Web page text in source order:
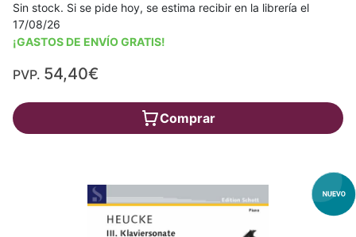
Sin stock. Si se pide hoy, se estima recibir en la librería el
17/08/26
¡GASTOS DE ENVÍO GRATIS!
PVP. 54,40€
Comprar